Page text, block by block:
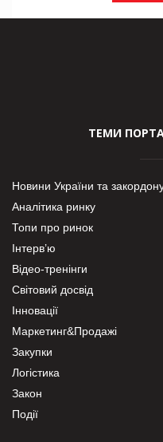
ТЕМИ
Новини України та
Аналітика ринку
Топи про ринок
Інтерв’ю
Відео-тренінги
Світовий досвід
Інновації
Маркетинг&Продажі
Закупки
Логістика
Закон
Події